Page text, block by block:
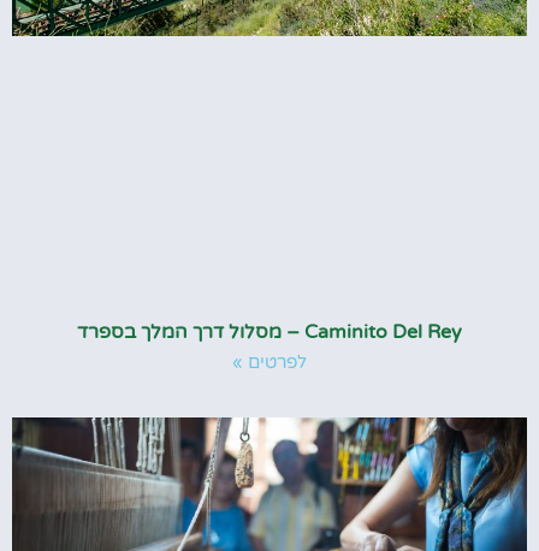
Caminito Del Rey – מסלול דרך המלך בספרד
לפרטים »